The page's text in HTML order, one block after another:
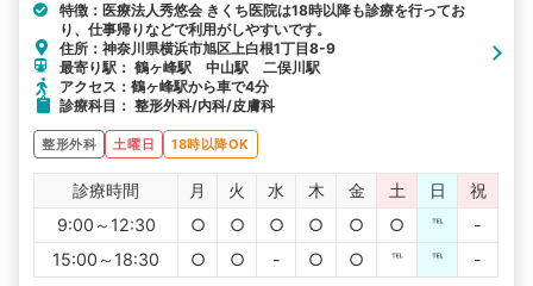
特徴：医療法人秀悠会 きくち医院は18時以降も診療を行ってお
り、仕事帰りなどで利用がしやすいです。
住所：神奈川県横浜市旭区上白根1丁目8-9
最寄り駅： 鶴ヶ峰駅 中山駅 二俣川駅
アクセス：鶴ヶ峰駅から車で4分
診療科目： 整形外科/内科/皮膚科
整形外科 土曜日 18時以降OK
診療時間 月 火 水 木 金 土 日
祝
9:00～12:30
○ ○ ○ ○ ○ ○ ℡
-
15:00～18:30
○ ○ - ○ ○ ℡ ℡ -